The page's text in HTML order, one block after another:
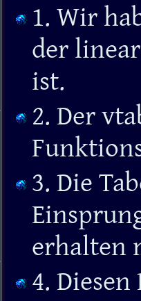
1. Wir
der
ist.
2. Der
3. Die
erhalten
4.